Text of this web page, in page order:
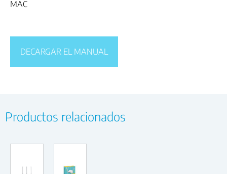
MAC
DECARGAR EL MANUAL
Productos relacionados